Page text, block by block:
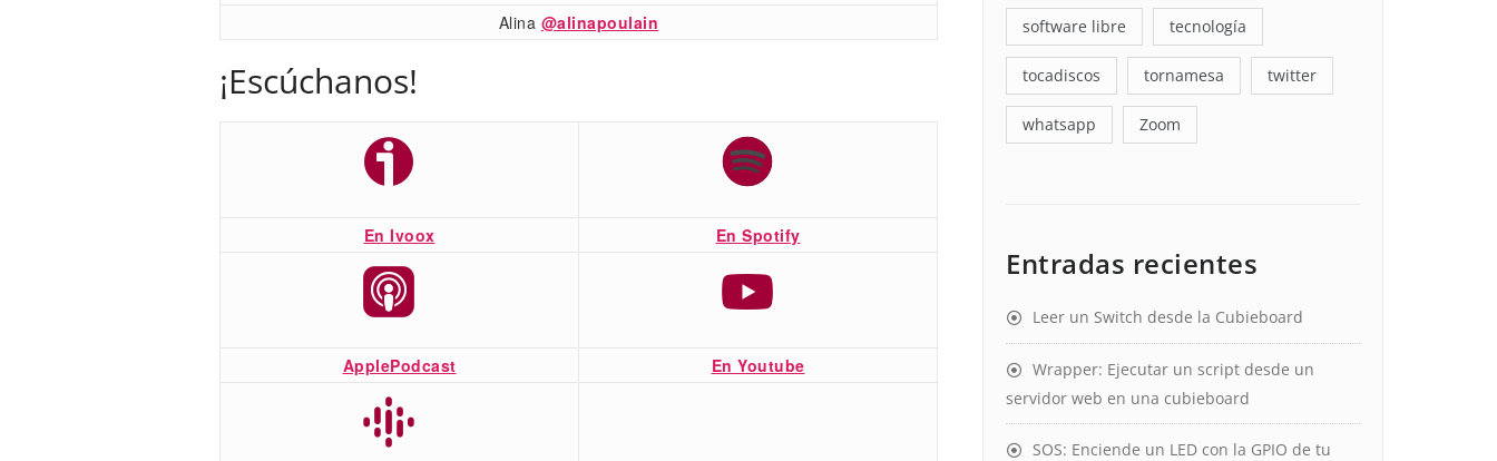
Alina @alinapoulain
¡Escúchanos!
En Ivoox En Spotify
ApplePodcast En Youtube
software libre tecnología
tocadiscos tornamesa twitter
whatsapp Zoom
Entradas recientes
Leer un Switch desde la Cubieboard
Wrapper: Ejecutar un script desde un
servidor web en una cubieboard
SOS: Enciende un LED con la GPIO de tu